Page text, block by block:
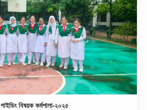
গাইডিং বিষয়ক কর্মশালা-২০২৫